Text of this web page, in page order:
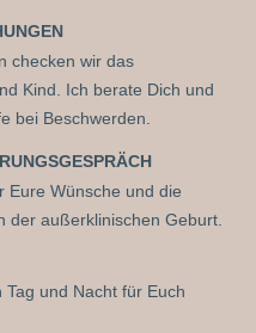
checken wir das
Kind. Ich berate Dich und
bei Beschwerden.
Eure Wünsche und die
der außerklinischen Geburt.
und Nacht für Euch